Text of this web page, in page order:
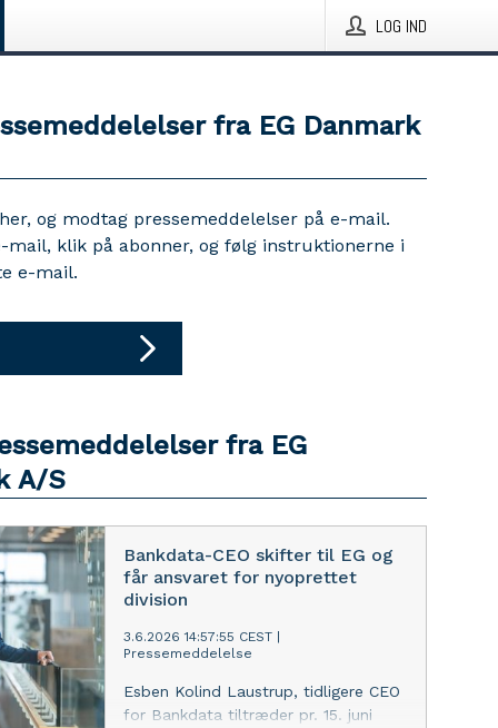
LOG IND
fra EG Danmark
og modtag pressemeddelelser på e-mail.
mail, klik på abonner, og følg instruktionerne i
e-mail.
fra EG
A/S
Bankdata-CEO skifter til EG og
får ansvaret for nyoprettet
division
3.6.2026 14:57:55 CEST
Pressemeddelelse
Esben Kolind Laustrup, tidligere CEO
for Bankdata tiltræder pr. 15. juni